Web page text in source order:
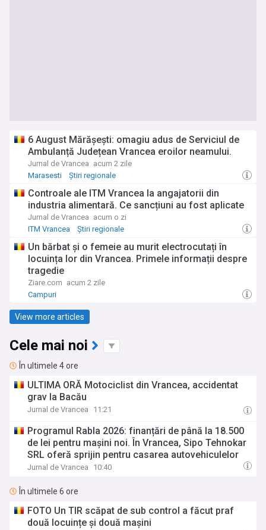
6 August Mărășești: omagiu adus de Serviciul de
Ambulanță Județean Vrancea eroilor neamului.
Jurnal de Vrancea acum 2 zile
Marasesti
Știri regionale
Controale ale ITM Vrancea la angajatorii din
industria alimentară. Ce sancțiuni au fost aplicate
Jurnal de Vrancea acum o zi
ITM Vrancea
Știri regionale
Un bărbat și o femeie au murit electrocutați în
locuința lor din Vrancea. Primele informații despre
tragedie
Ziare.com acum 2 zile
Campuri
View more articles
Cele mai noi
În ultimele 4 ore
ULTIMA ORĂ Motociclist din Vrancea, accidentat
grav la Bacău
Jurnal de Vrancea 11:21
Programul Rabla 2026: finanțări de până la 18.500
de lei pentru mașini noi. În Vrancea, Sipo Tehnokar
SRL oferă sprijin pentru casarea autovehiculelor
Jurnal de Vrancea 10:40
În ultimele 6 ore
FOTO Un TIR scăpat de sub control a făcut praf
două locuințe și două mașini